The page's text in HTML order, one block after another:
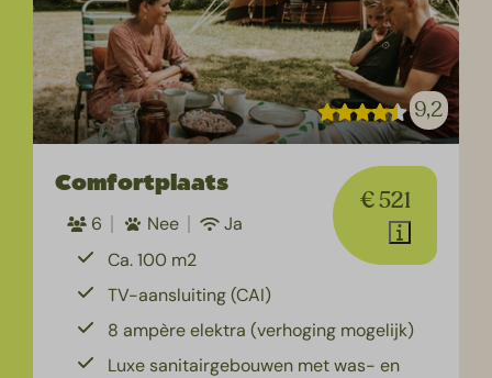
9,2
€ 521
Comfortplaats
6 Nee
Ja
Ca. 100 m2
TV-aansluiting (CAI)
8 ampère elektra (verhoging mogelijk)
Luxe sanitairgebouwen met was- en